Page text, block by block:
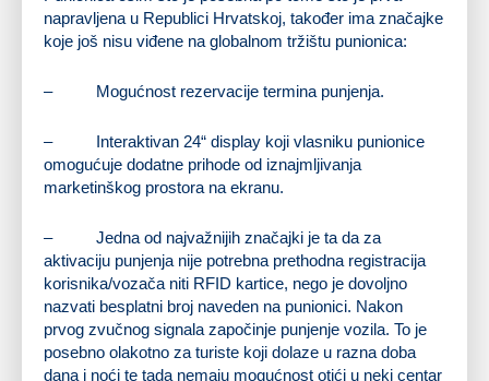
napravljena u Republici Hrvatskoj, također ima značajke
koje još nisu viđene na globalnom tržištu punionica:
– Mogućnost rezervacije termina punjenja.
– Interaktivan 24“ display koji vlasniku punionice
omogućuje dodatne prihode od iznajmljivanja
marketinškog prostora na ekranu.
– Jedna od najvažnijih značajki je ta da za
aktivaciju punjenja nije potrebna prethodna registracija
korisnika/vozača niti RFID kartice, nego je dovoljno
nazvati besplatni broj naveden na punionici. Nakon
prvog zvučnog signala započinje punjenje vozila. To je
posebno olakotno za turiste koji dolaze u razna doba
dana i noći te tada nemaju mogućnost otići u neki centar